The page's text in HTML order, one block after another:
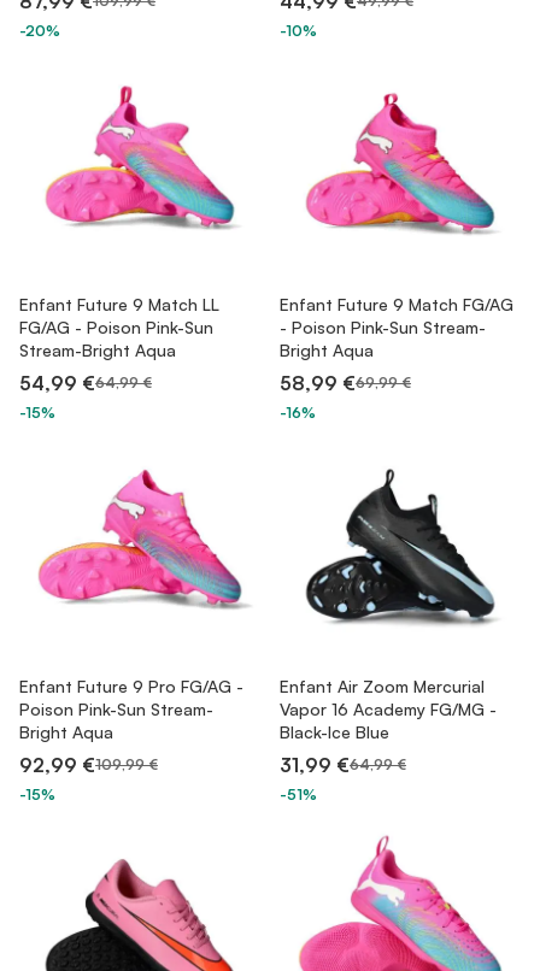
-20%
-10%
Enfant Future 9 Match LL
FG/AG - Poison Pink-Sun
Stream-Bright Aqua
54,99 €64,99 €
-15%
Enfant Future 9 Match FG/AG
- Poison Pink-Sun Stream-
Bright Aqua
58,99 €69,99 €
-16%
Enfant Future 9 Pro FG/AG -
Poison Pink-Sun Stream-
Bright Aqua
92,99 €109,99 €
-15%
Enfant Air Zoom Mercurial
Vapor 16 Academy FG/MG -
Black-Ice Blue
31,99 €64,99 €
-51%